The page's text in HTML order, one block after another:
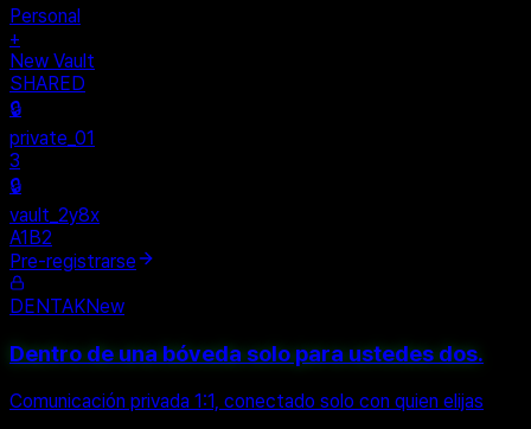
Personal
+
New Vault
SHARED
🔒
private_01
3
🔒
vault_2y8x
A1B2
Pre-registrarse
DENTAKNew
Dentro de una bóveda solo para ustedes dos.
Comunicación privada 1:1, conectado solo con quien elijas